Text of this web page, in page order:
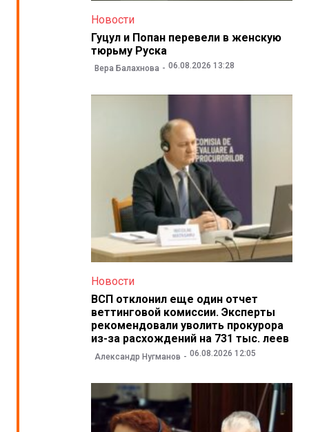
Новости
Гуцул и Попан перевели в женскую
тюрьму Руска
Вера Балахнова 06.08.2026 13:28
Новости
ВСП отклонил еще один отчет
веттинговой комиссии. Эксперты
рекомендовали уволить прокурора
из-за расхождений на 731 тыс. леев
Александр Нугманов 06.08.2026 12:05